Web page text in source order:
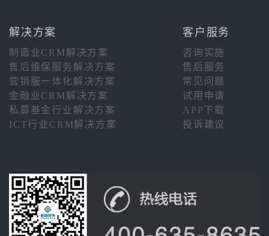
解决方案 客户服务
制造业CRM解决方案
咨询实施
售后维保服务解决方案
售后服务
营销服一体化解决方案
常见问题
金融业CRM解决方案
试用申请
私募基金行业解决方案
APP下载
ICT行业CRM解决方案
投诉建议